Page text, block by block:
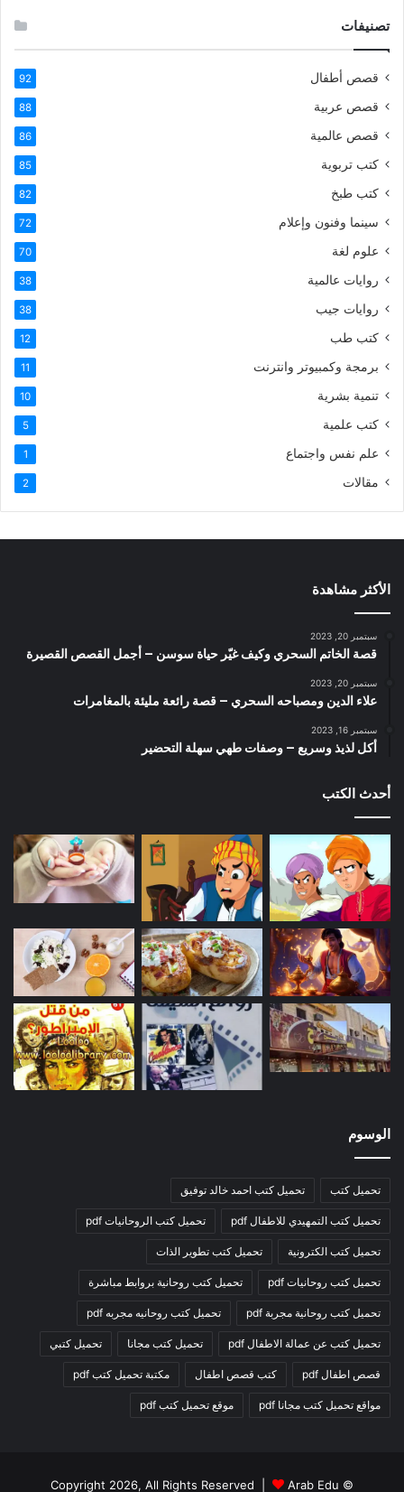
تصنيفات
قصص أطفال 92
قصص عربية 88
قصص عالمية 86
كتب تربوية 85
كتب طبخ 82
سينما وفنون وإعلام 72
علوم لغة 70
روايات عالمية 38
روايات جيب 38
كتب طب 12
برمجة وكمبيوتر وانترنت 11
تنمية بشرية 10
كتب علمية 5
علم نفس واجتماع 1
مقالات 2
الأكثر مشاهدة
سبتمبر 20, 2023
قصة الخاتم السحري وكيف غيّر حياة سوسن – أجمل القصص القصيرة
سبتمبر 20, 2023
علاء الدين ومصباحه السحري – قصة رائعة مليئة بالمغامرات
سبتمبر 16, 2023
أكل لذيذ وسريع – وصفات طهي سهلة التحضير
أحدث الكتب
الوسوم
تحميل كتب تحميل كتب احمد خالد توفيق
تحميل كتب التمهيدي للاطفال pdf تحميل كتب الروحانيات pdf
تحميل كتب الكترونية تحميل كتب تطوير الذات
تحميل كتب روحانيات pdf تحميل كتب روحانية بروابط مباشرة
تحميل كتب روحانية مجربة pdf تحميل كتب روحانيه مجربه pdf
تحميل كتب عن عمالة الاطفال pdf تحميل كتب مجانا تحميل كتبي
قصص اطفال pdf كتب قصص اطفال مكتبة تحميل كتب pdf
مواقع تحميل كتب مجانا pdf موقع تحميل كتب pdf
© Copyright 2026, All Rights Reserved |
Arab Edu